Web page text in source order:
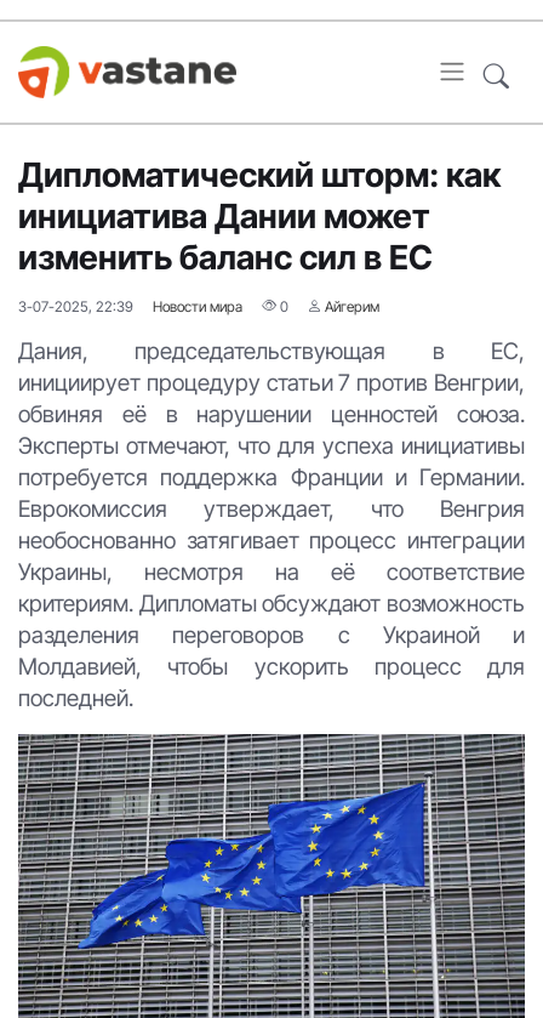
Дипломатический шторм: как
инициатива Дании может
изменить баланс сил в ЕС
3-07-2025, 22:39 Новости мира 0 Айгерим
Дания, председательствующая в ЕС,
инициирует процедуру статьи 7 против Венгрии,
обвиняя её в нарушении ценностей союза.
Эксперты отмечают, что для успеха инициативы
потребуется поддержка Франции и Германии.
Еврокомиссия утверждает, что Венгрия
необоснованно затягивает процесс интеграции
Украины, несмотря на её соответствие
критериям. Дипломаты обсуждают возможность
разделения переговоров с Украиной и
Молдавией, чтобы ускорить процесс для
последней.